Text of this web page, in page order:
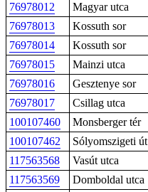
76978012
Magyar utca
76978013
Kossuth sor
76978014
Kossuth sor
76978015
Mainzi utca
76978016
Gesztenye sor
76978017
Csillag utca
100107460
Monsberger tér
100107462
Sólyomszigeti út
117563568
Vasút utca
117563569
Domboldal utca